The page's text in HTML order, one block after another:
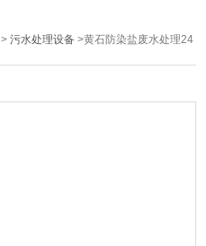
>污水处理设备 >黄石防染盐废水处理24